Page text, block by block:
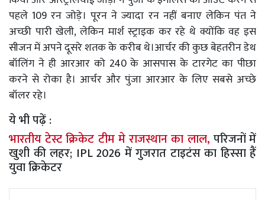
पहले 109 रन जोड़े। पूरन ने ज्यादा रन नहीं बनाए लेकिन पंत ने
अच्छी पारी खेली, लेकिन मार्श स्ट्राइक कर रहे थे क्योंकि वह इस
सीजन में अपने दूसरे शतक के करीब थे।आर्चर की कुछ बेहतरीन डेथ
बॉलिंग ने ही आरआर को 240 के आसपास के टारगेट का पीछा
करने से रोका है। आर्चर और पुंजा आरआर के लिए सबसे अच्छे
बॉलर रहे।
ये भी पढ़ें :
भारतीय टेस्ट क्रिकेट टीम मे राजस्थान का लाल, परिजनों में
खुशी की लहर; IPL 2026 में गुजरात टाइटंस का हिस्सा हैं
युवा क्रिकेटर